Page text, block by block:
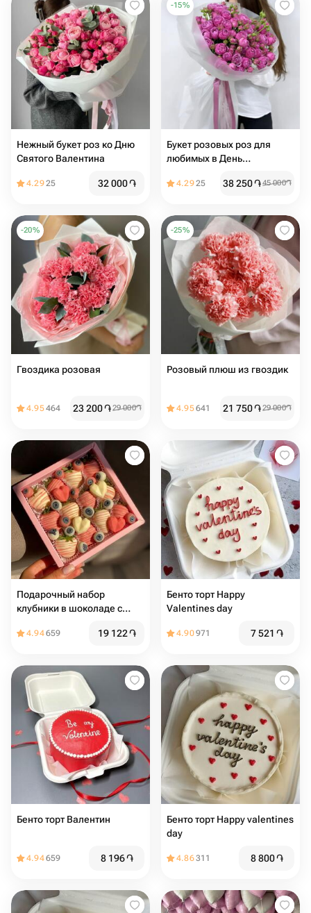
Нежный букет роз ко Дню
Святого Валентина
4.2925 32 000֏
-15%
Букет розовых роз для
любимых в День
4.2925 38 250֏45 000֏
-20%
Гвоздика розовая
4.95464 23 200֏29 000֏
-25%
Розовый плюш из гвоздик
4.95641 21 750֏29 000֏
Подарочный набор
клубники в шоколаде с
4.94659 19 122֏
Бенто торт Happy
Valentines day
4.90971 7 521 ֏
Бенто торт Валентин
4.94659 8 196֏
Бенто торт Happy valentines
day
4.86311 8 800֏